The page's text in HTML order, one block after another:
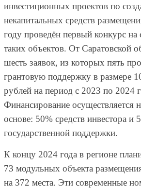
инвестиционных проектов по
некапитальных средств
году проведён первый конкурс на
таких объектов. От Саратовской
шесть заявок, из которых пять
грантовую поддержку в размере
рублей на период с 2023 по 2024
Финансирование осуществляется
основе: 50% средств инвестора и
государственной поддержки.
К концу 2024 года в регионе
73 модульных объекта
на 372 места. Эти современные